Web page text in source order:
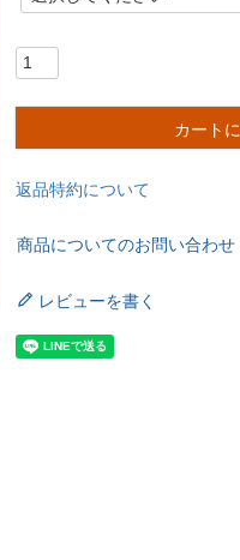
カート
返品特約について
商品についてのお問い合わせ
レビューを書く